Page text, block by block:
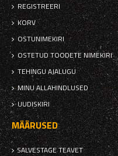
REGISTREERI
KORV
OSTUNIMEKIRI
OSTETUD TOODETE NIMEKIRI
TEHINGU AJALUGU
MINU ALLAHINDLUSED
UUDISKIRI
MÄÄRUSED
SALVESTAGE TEAVET